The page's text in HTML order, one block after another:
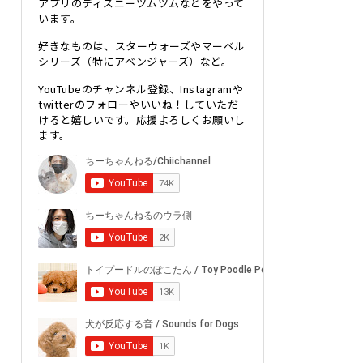
います。
好きなものは、スターウォーズやマーベル
シリーズ（特にアベンジャーズ）など。
YouTubeのチャンネル登録、Instagramや
twitterのフォローやいいね！していただ
けると嬉しいです。応援よろしくお願いし
ます。